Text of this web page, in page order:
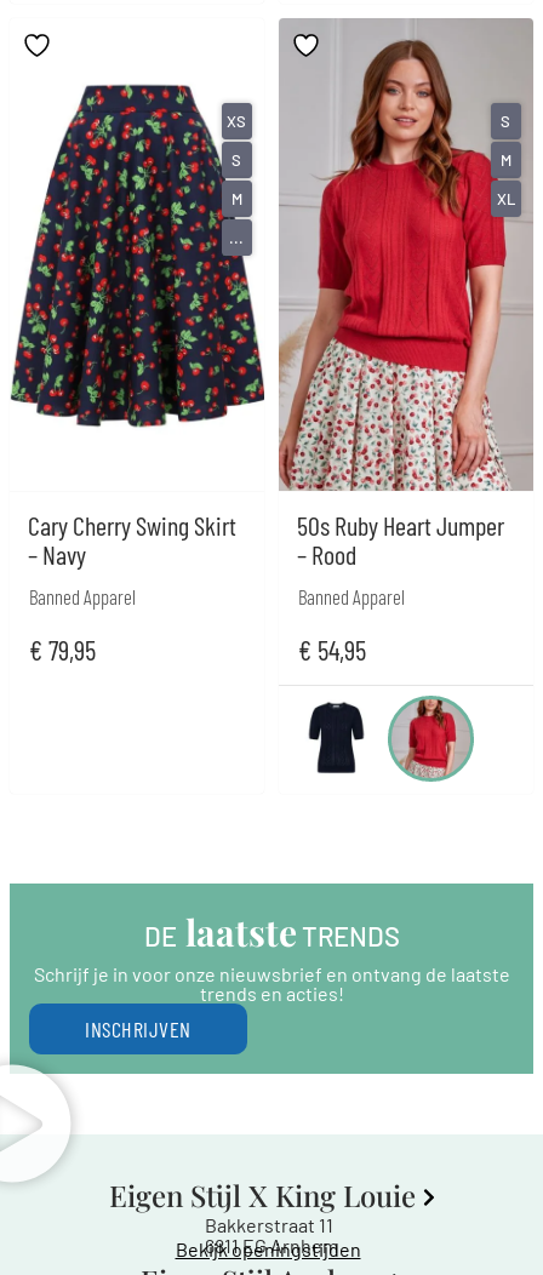
Cary Cherry Swing Skirt
– Navy
Banned Apparel
€ 79,95
XS
S
M
...
50s Ruby Heart Jumper
– Rood
Banned Apparel
€ 54,95
S
M
XL
DE laatste TRENDS
Schrijf je in voor onze nieuwsbrief en ontvang de laatste
trends en acties!
INSCHRIJVEN
Eigen Stijl X King Louie
Bakkerstraat 11
6811 EG Arnhem
Bekijk openingstijden